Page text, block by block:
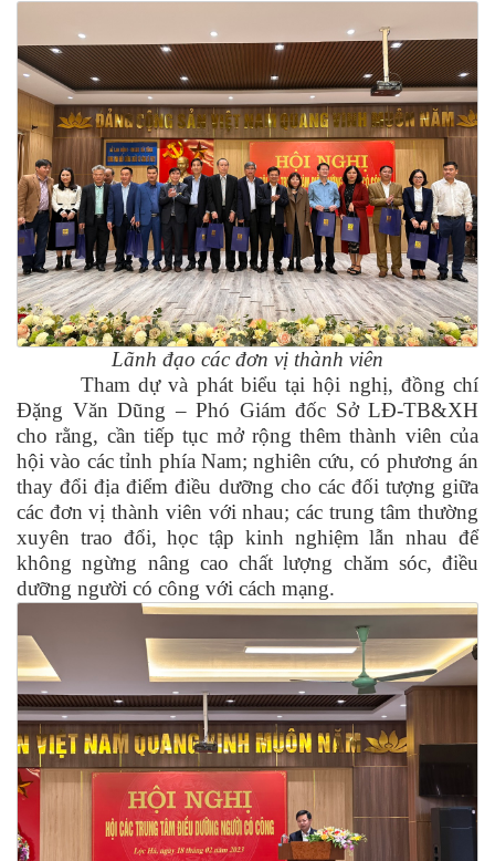
Lãnh đạo các đơn vị thành viên
Tham dự và phát biểu tại hội nghị, đồng chí
Đặng Văn Dũng – Phó Giám đốc Sở LĐ-TB&XH
cho rằng, cần tiếp tục mở rộng thêm thành viên của
hội vào các tỉnh phía Nam; nghiên cứu, có phương án
thay đổi địa điểm điều dưỡng cho các đối tượng giữa
các đơn vị thành viên với nhau; các trung tâm thường
xuyên trao đổi, học tập kinh nghiệm lẫn nhau để
không ngừng nâng cao chất lượng chăm sóc, điều
dưỡng người có công với cách mạng.